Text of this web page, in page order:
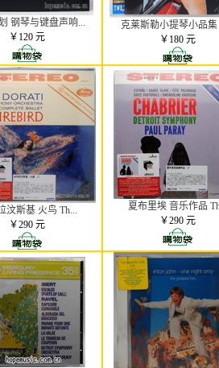
钢琴与键盘声响...
￥120 元
克莱斯勒小提琴小品
￥180 元
汶斯基 火鸟 Th...
￥290 元
夏布里埃 音乐作品
￥290 元